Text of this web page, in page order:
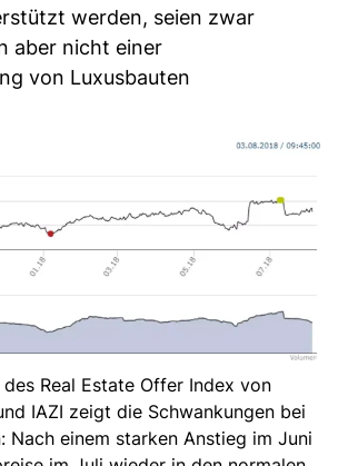
werden, seien zwar
aber nicht einer
von Luxusbauten
Real Estate Offer Index von
IAZI zeigt die Schwankungen bei
Nach einem starken Anstieg im Juni